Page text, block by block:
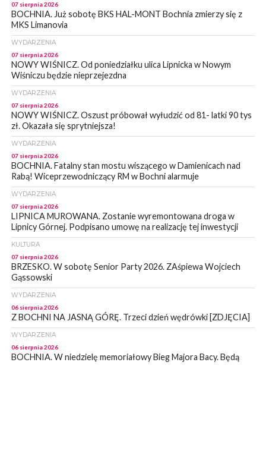
07 sierpnia 2026
BOCHNIA. Już sobotę BKS HAL-MONT Bochnia zmierzy się z
MKS Limanovia
WYDARZENIA
07 sierpnia 2026
NOWY WIŚNICZ. Od poniedziałku ulica Lipnicka w Nowym
Wiśniczu będzie nieprzejezdna
WYDARZENIA
07 sierpnia 2026
NOWY WIŚNICZ. Oszust próbował wyłudzić od 81- latki 90 tys
zł. Okazała się sprytniejsza!
WYDARZENIA
07 sierpnia 2026
BOCHNIA. Fatalny stan mostu wiszącego w Damienicach nad
Rabą! Wiceprzewodniczący RM w Bochni alarmuje
WYDARZENIA
07 sierpnia 2026
LIPNICA MUROWANA. Zostanie wyremontowana droga w
Lipnicy Górnej. Podpisano umowę na realizację tej inwestycji
KULTURA
07 sierpnia 2026
BRZESKO. W sobotę Senior Party 2026. ZAśpiewa Wojciech
Gąssowski
WYDARZENIA
06 sierpnia 2026
Z BOCHNI NA JASNĄ GÓRĘ. Trzeci dzień wędrówki [ZDJĘCIA]
WYDARZENIA
06 sierpnia 2026
BOCHNIA. W niedzielę memoriałowy Bieg Majora Bacy. Będą